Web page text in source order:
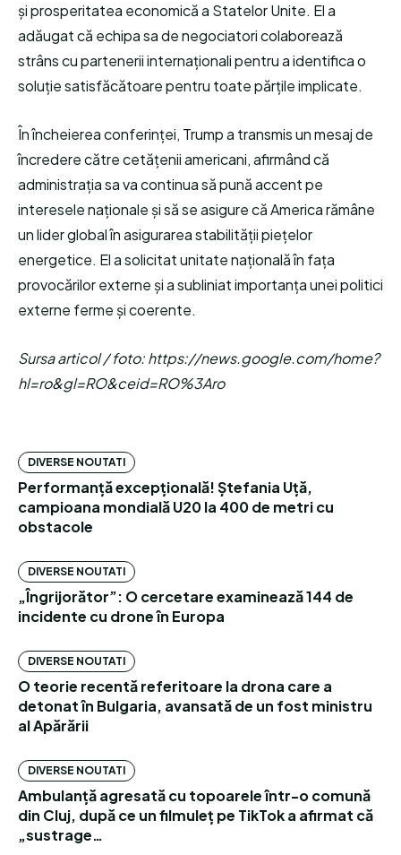
și prosperitatea economică a Statelor Unite. El a
adăugat că echipa sa de negociatori colaborează
strâns cu partenerii internaționali pentru a identifica o
soluție satisfăcătoare pentru toate părțile implicate.
În încheierea conferinței, Trump a transmis un mesaj de
încredere către cetățenii americani, afirmând că
administrația sa va continua să pună accent pe
interesele naționale și să se asigure că America rămâne
un lider global în asigurarea stabilității piețelor
energetice. El a solicitat unitate națională în fața
provocărilor externe și a subliniat importanța unei politici
externe ferme și coerente.
Sursa articol / foto: https://news.google.com/home?
hl=ro&gl=RO&ceid=RO%3Aro
DIVERSE NOUTATI
Performanță excepțională! Ștefania Uță,
campioana mondială U20 la 400 de metri cu
obstacole
DIVERSE NOUTATI
„Îngrijorător”: O cercetare examinează 144 de
incidente cu drone în Europa
DIVERSE NOUTATI
O teorie recentă referitoare la drona care a
detonat în Bulgaria, avansată de un fost ministru
al Apărării
DIVERSE NOUTATI
Ambulanță agresată cu topoarele într-o comună
din Cluj, după ce un filmuleț pe TikTok a afirmat că
„sustrage…